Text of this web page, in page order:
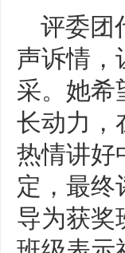
评委团
声诉情，
采。她希
长动力，
热情讲好
定，最
导为获奖